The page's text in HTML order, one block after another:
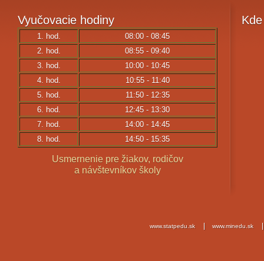
Vyučovacie hodiny
1. hod.
08:00 - 08:45
2. hod.
08:55 - 09:40
3. hod.
10:00 - 10:45
4. hod.
10:55 - 11:40
5. hod.
11:50 - 12:35
6. hod.
12:45 - 13:30
7. hod.
14:00 - 14:45
8. hod.
14:50 - 15:35
Usmernenie pre žiakov, rodičov
a návštevníkov školy
Kde
www.statpedu.sk www.minedu.sk